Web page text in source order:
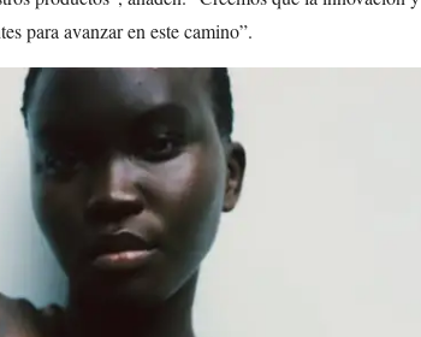
para avanzar en este camino”.